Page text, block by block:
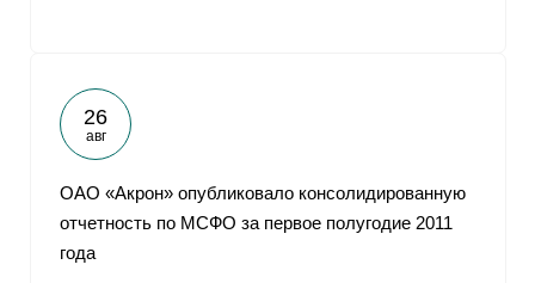
26
авг
ОАО «Акрон» опубликовало консолидированную
отчетность по МСФО за первое полугодие 2011
года